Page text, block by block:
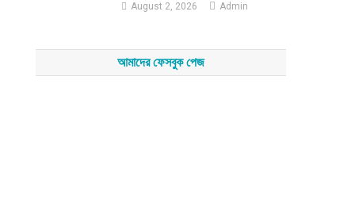
August 2, 2026 Admin
আমাদের ফেসবুক পেজ